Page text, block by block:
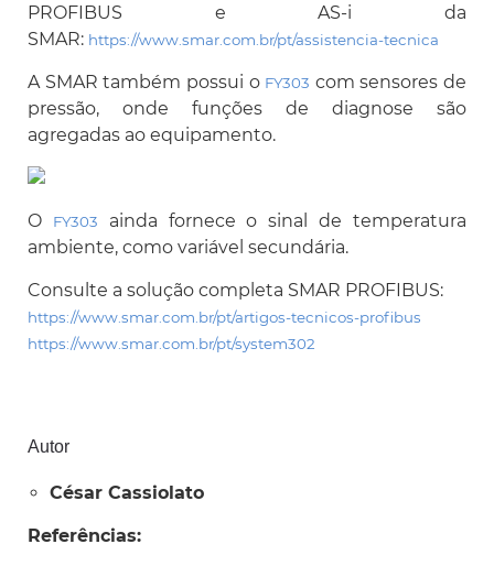
PROFIBUS e AS-i da
SMAR: https://www.smar.com.br/pt/assistencia-tecnica
A SMAR também possui o FY303 com sensores de
pressão, onde funções de diagnose são
agregadas ao equipamento.
O FY303
ainda fornece o sinal de temperatura
ambiente, como variável secundária.
Consulte a solução completa SMAR PROFIBUS:
https://www.smar.com.br/pt/artigos-tecnicos-profibus
https://www.smar.com.br/pt/system302
Autor
César Cassiolato
Referências: